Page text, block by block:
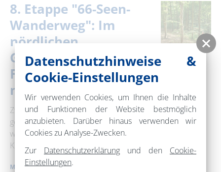
8. Etappe "66-Seen-
Wanderweg": Im
nördlichen
Gamengrund von
Falkenberg (Mark)
nach Leuenberg
Zwischen Falkenberg und Leuenberg
geht es in die märkischen Wälder. Über
weite Strecken wandert man unter
Kiefern, Fichten und Laubbäumen, …
MEHR ERFAHREN
Datenschutzhinweise &
Cookie-Einstellungen
Wir verwenden Cookies, um Ihnen die Inhalte
und Funktionen der Website bestmöglich
anzubieten. Darüber hinaus verwenden wir
Cookies zu Analyse-Zwecken.
Zur Datenschutzerklärung und den Cookie-
Einstellungen.